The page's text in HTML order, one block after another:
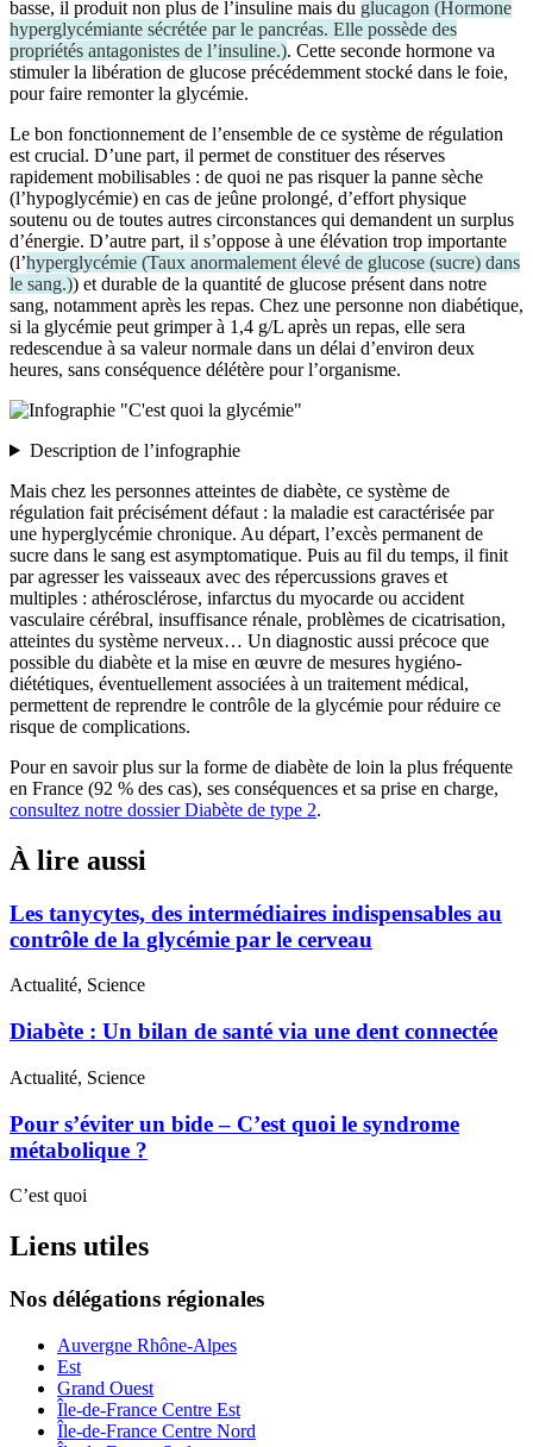
basse, il produit non plus de l’insuline mais du glucagon (Hormone
hyperglycémiante sécrétée par le pancréas. Elle possède des
propriétés antagonistes de l’insuline.). Cette seconde hormone va
stimuler la libération de glucose précédemment stocké dans le foie,
pour faire remonter la glycémie.
Le bon fonctionnement de l’ensemble de ce système de régulation
est crucial. D’une part, il permet de constituer des réserves
rapidement mobilisables : de quoi ne pas risquer la panne sèche
(l’hypoglycémie) en cas de jeûne prolongé, d’effort physique
soutenu ou de toutes autres circonstances qui demandent un surplus
d’énergie. D’autre part, il s’oppose à une élévation trop importante
(l’hyperglycémie (Taux anormalement élevé de glucose (sucre) dans
le sang.)) et durable de la quantité de glucose présent dans notre
sang, notamment après les repas. Chez une personne non diabétique,
si la glycémie peut grimper à 1,4 g/L après un repas, elle sera
redescendue à sa valeur normale dans un délai d’environ deux
heures, sans conséquence délétère pour l’organisme.
Description de l’infographie
Mais chez les personnes atteintes de diabète, ce système de
régulation fait précisément défaut : la maladie est caractérisée par
une hyperglycémie chronique. Au départ, l’excès permanent de
sucre dans le sang est asymptomatique. Puis au fil du temps, il finit
par agresser les vaisseaux avec des répercussions graves et
multiples : athérosclérose, infarctus du myocarde ou accident
vasculaire cérébral, insuffisance rénale, problèmes de cicatrisation,
atteintes du système nerveux… Un diagnostic aussi précoce que
possible du diabète et la mise en œuvre de mesures hygiéno-
diététiques, éventuellement associées à un traitement médical,
permettent de reprendre le contrôle de la glycémie pour réduire ce
risque de complications.
Pour en savoir plus sur la forme de diabète de loin la plus fréquente
en France (92 % des cas), ses conséquences et sa prise en charge,
consultez notre dossier Diabète de type 2.
À lire aussi
Les tanycytes, des intermédiaires indispensables au
contrôle de la glycémie par le cerveau
Actualité, Science
Diabète : Un bilan de santé via une dent connectée
Actualité, Science
Pour s’éviter un bide – C’est quoi le syndrome
métabolique ?
C’est quoi
Liens utiles
Nos délégations régionales
Auvergne Rhône-Alpes
Est
Grand Ouest
Île-de-France Centre Est
Île-de-France Centre Nord